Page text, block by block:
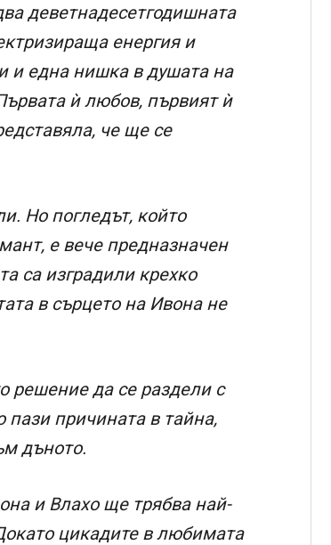
деветнадесетгодишната
енергия и
и една нишка в душата на
ѝ любов, първият ѝ
че ще се
Но погледът, който
е вече предназначен
са изградили крехко
в сърцето на Ивона не
решение да се раздели с
пази причината в тайна,
дъното.
и Влахо ще трябва най-
цикадите в любимата